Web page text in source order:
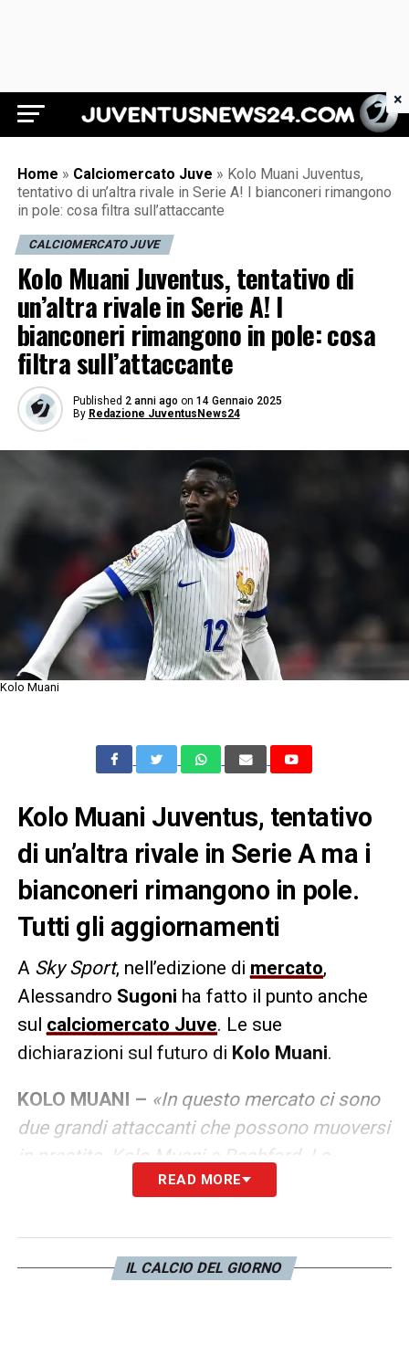
Juventus News 24
Home » Calciomercato Juve » Kolo Muani Juventus,
tentativo di un’altra rivale in Serie A! I bianconeri rimangono
in pole: cosa filtra sull’attaccante
CALCIOMERCATO JUVE
Kolo Muani Juventus, tentativo di
un’altra rivale in Serie A! I
bianconeri rimangono in pole: cosa
filtra sull’attaccante
Published 2 anni ago on 14 Gennaio 2025
By Redazione JuventusNews24
Kolo Muani
Kolo Muani Juventus, tentativo
di un’altra rivale in Serie A ma i
bianconeri rimangono in pole.
Tutti gli aggiornamenti
ASky Sport, nell’edizione di mercato,
Alessandro Sugoni ha fatto il punto anche
sul calciomercato Juve. Le sue
dichiarazioni sul futuro di Kolo Muani.
KOLO MUANI – «In questo mercato ci sono
due grandi attaccanti che possono muoversi
in prestito, Kolo Muani e Rashford. La
Juventus è quella che si è mossa con più
si è inserito anche l’Arsenal. Anche la Roma
ci ha provato negli scorsi giorni proponendo
READ MORE
IL CALCIO DEL GIORNO
×